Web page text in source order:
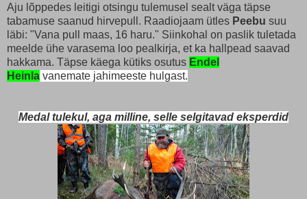
Aju lõppedes leitigi otsingu tulemusel sealt väga täpse
tabamuse saanud hirvepull. Raadiojaam ütles Peebu suu
läbi: "Vana pull maas, 16 haru." Siinkohal on paslik tuletada
meelde ühe varasema loo pealkirja, et ka hallpead saavad
hakkama. Täpse käega kütiks osutus Endel
Heinla vanemate jahimeeste hulgast.
Medal tulekul, aga milline, selle selgitavad eksperdid